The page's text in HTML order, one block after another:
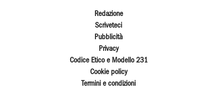
Redazione
Scriveteci
Pubblicità
Privacy
Codice Etico e Modello 231
Cookie policy
Termini e condizioni